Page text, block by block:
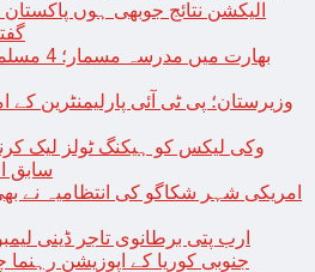
الیکشن نتائج جوبھی ہوں
وزیرستان؛ پی ٹی آئی پارلیمنٹرین کے
وکی لیکس کو ہیکنگ ٹولز لیک
سابق
امریکی شہر شکاگو کی انتظامیہ نے
ارب پتی برطانوی تاجر ڈینی
جنوبی کوریا کے اپوزیشن